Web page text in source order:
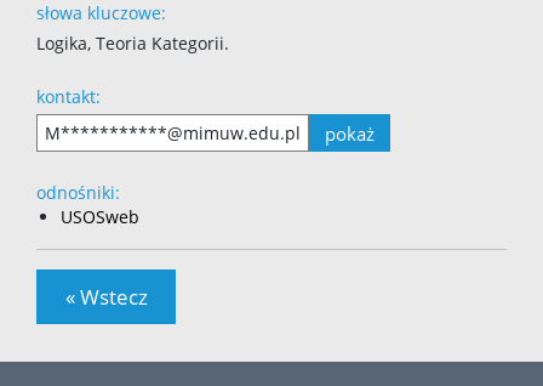
słowa kluczowe:
Logika, Teoria Kategorii.
kontakt:
M***********@mimuw.edu.pl
pokaż
odnośniki:
USOSweb
« Wstecz